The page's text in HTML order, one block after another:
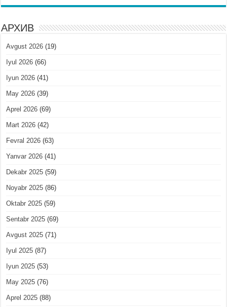
АРХИВ
Avgust 2026 (19)
Iyul 2026 (66)
Iyun 2026 (41)
May 2026 (39)
Aprel 2026 (69)
Mart 2026 (42)
Fevral 2026 (63)
Yanvar 2026 (41)
Dekabr 2025 (59)
Noyabr 2025 (86)
Oktabr 2025 (59)
Sentabr 2025 (69)
Avgust 2025 (71)
Iyul 2025 (87)
Iyun 2025 (53)
May 2025 (76)
Aprel 2025 (88)